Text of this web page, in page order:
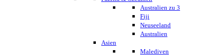
Australien zu 3
Fiji
Neuseeland
Australien
Asien
Malediven